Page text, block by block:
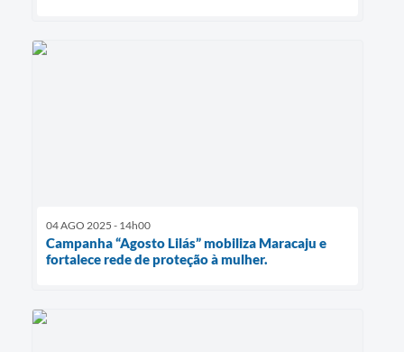
04 AGO 2025 - 14h00
Campanha “Agosto Lilás” mobiliza Maracaju e
fortalece rede de proteção à mulher.